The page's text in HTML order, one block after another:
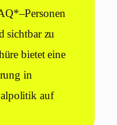
sichtbar zu
bietet eine
in
auf